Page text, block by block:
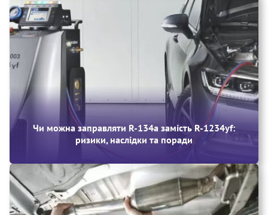
Чи можна заправляти R‑134a замість R‑1234yf:
ризики, наслідки та поради